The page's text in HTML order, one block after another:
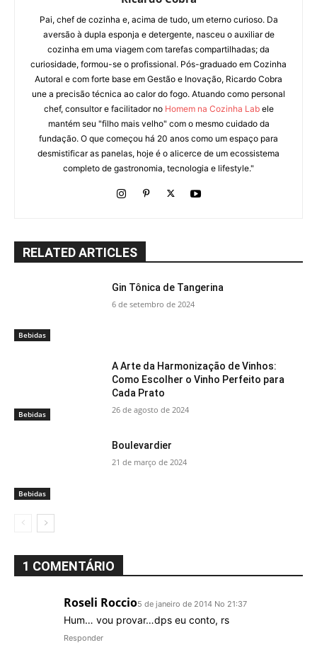
Pai, chef de cozinha e, acima de tudo, um eterno curioso. Da
aversão à dupla esponja e detergente, nasceu o auxiliar de
cozinha em uma viagem com tarefas compartilhadas; da
curiosidade, formou-se o profissional. Pós-graduado em Cozinha
Autoral e com forte base em Gestão e Inovação, Ricardo Cobra
une a precisão técnica ao calor do fogo. Atuando como personal
chef, consultor e facilitador no Homem na Cozinha Labele
mantém seu "filho mais velho" com o mesmo cuidado da
fundação. O que começou há 20 anos como um espaço para
desmistificar as panelas, hoje é o alicerce de um ecossistema
completo de gastronomia, tecnologia e lifestyle."
RELATED ARTICLES
Bebidas
Gin Tônica de Tangerina
6 de setembro de 2024
Bebidas
A Arte da Harmonização de Vinhos:
Como Escolher o Vinho Perfeito para
Cada Prato
26 de agosto de 2024
Bebidas
Boulevardier
21 de março de 2024
1 COMENTÁRIO
Roseli Roccio5 de janeiro de 2014 No 21:37
Hum… vou provar…dps eu conto, rs
Responder